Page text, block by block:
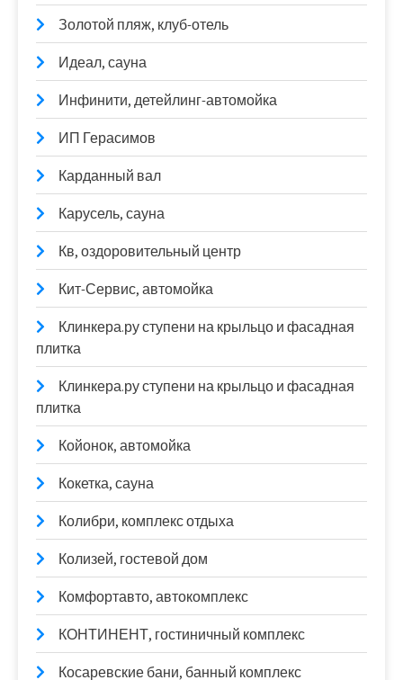
Золотой пляж, клуб-отель
Идеал, сауна
Инфинити, детейлинг-автомойка
ИП Герасимов
Карданный вал
Карусель, сауна
Кв, оздоровительный центр
Кит-Сервис, автомойка
Клинкера.ру ступени на крыльцо и фасадная
плитка
Клинкера.ру ступени на крыльцо и фасадная
плитка
Койонок, автомойка
Кокетка, сауна
Колибри, комплекс отдыха
Колизей, гостевой дом
Комфортавто, автокомплекс
КОНТИНЕНТ, гостиничный комплекс
Косаревские бани, банный комплекс